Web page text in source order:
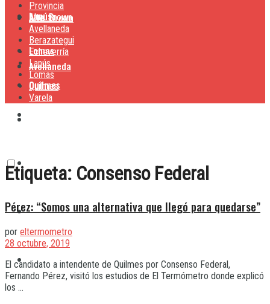
Lanús
Lomas
Quilmes
Alte. Brown
Avellaneda
Lanús
Lomas
Provincia
Alte. Brown
Avellaneda
Berazategui
Echeverría
Lanús
Lomas
Quilmes
Varela
Etiqueta: Consenso Federal
Pérez: “Somos una alternativa que llegó para quedarse”
por eltermometro
28 octubre, 2019
El candidato a intendente de Quilmes por Consenso Federal,
Fernando Pérez, visitó los estudios de El Termómetro donde explicó
los ...